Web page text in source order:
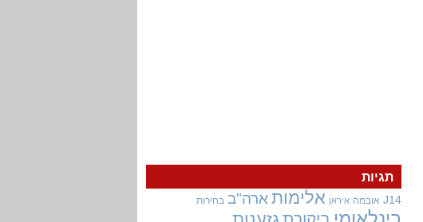
תגיות
J14 אובמה איראן אלימות ארה"ב בחירות